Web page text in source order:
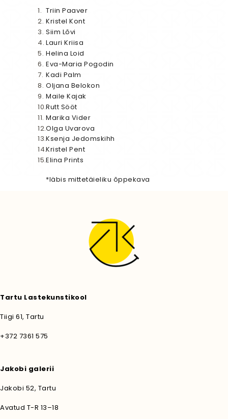
Triin Paaver
Kristel Kont
Siim Lõvi
Lauri Kriisa
Helina Loid
Eva-Maria Pogodin
Kadi Palm
Oljana Belokon
Maile Kajak
Rutt Sööt
Marika Vider
Olga Uvarova
Ksenja Jedomskihh
Kristel Pent
Elina Prints
*läbis mittetäieliku õppekava
Tartu Lastekunstikool
Tiigi 61, Tartu
+372 7361 575
Jakobi galerii
Jakobi 52, Tartu
Avatud T-R 13–18